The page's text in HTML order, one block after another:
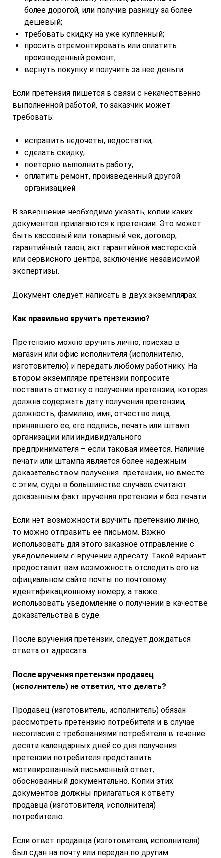
более дорогой, или получив разницу за более
дешевый;
требовать скидку на уже купленный;
просить отремонтировать или оплатить
произведенный ремонт;
вернуть покупку и получить за нее деньги.
Если претензия пишется в связи с некачественно
выполненной работой, то заказчик может
требовать:
исправить недочеты, недостатки;
сделать скидку;
повторно выполнить работу;
оплатить ремонт, произведенный другой
организацией
В завершение необходимо указать, копии каких
документов прилагаются к претензии. Это может
быть кассовый или товарный чек, договор,
гарантийный талон, акт гарантийной мастерской
или сервисного центра, заключение независимой
экспертизы.
Документ следует написать в двух экземплярах.
Как правильно вручить претензию?
Претензию можно вручить лично, приехав в
магазин или офис исполнителя (исполнителю,
изготовителю) и передать любому работнику. На
втором экземпляре претензии попросите
поставить отметку о получении претензии, которая
должна содержать дату получения претензии,
должность, фамилию, имя, отчество лица,
принявшего ее, его подпись, печать или штамп
организации или индивидуального
предпринимателя – если таковая имеется. Наличие
печати или штампа является более надежным
доказательством получения претензии, но вместе
с этим, суды в большинстве случаев считают
доказанным факт вручения претензии и без печати.
Если нет возможности вручить претензию лично,
то можно отправить ее письмом. Важно
использовать для этого заказное отправление с
уведомлением о вручении адресату. Такой вариант
предоставит вам возможность отследить его на
официальном сайте почты по почтовому
идентификационному номеру, а также
использовать уведомление о получении в качестве
доказательства в суде.
После вручения претензии, следует дождаться
ответа от адресата.
После вручения претензии продавец
(исполнитель) не ответил, что делать?
Продавец (изготовитель, исполнитель) обязан
рассмотреть претензию потребителя и в случае
несогласия с требованиями потребителя в течение
десяти календарных дней со дня получения
претензии потребителя представить
мотивированный письменный ответ,
обоснованный документально. Копии этих
документов должны прилагаться к ответу
продавца (изготовителя, исполнителя)
потребителю.
Если ответ продавца (изготовителя, исполнителя)
был сдан на почту или передан по другим